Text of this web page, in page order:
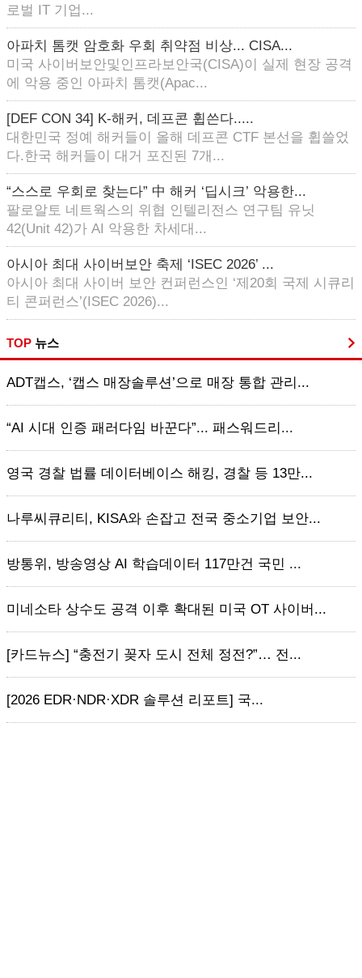
로벌 IT 기업...
아파치 톰캣 암호화 우회 취약점 비상... CISA...
미국 사이버보안및인프라보안국(CISA)이 실제 현장 공격
에 악용 중인 아파치 톰캣(Apac...
[DEF CON 34] K-해커, 데프콘 휩쓴다.....
대한민국 정예 해커들이 올해 데프콘 CTF 본선을 휩쓸었
다.한국 해커들이 대거 포진된 7개...
“스스로 우회로 찾는다” 中 해커 ‘딥시크’ 악용한...
팔로알토 네트웍스의 위협 인텔리전스 연구팀 유닛
42(Unit 42)가 AI 악용한 차세대...
아시아 최대 사이버보안 축제 ‘ISEC 2026’ ...
아시아 최대 사이버 보안 컨퍼런스인 ‘제20회 국제 시큐리
티 콘퍼런스’(ISEC 2026)...
TOP 뉴스
ADT캡스, ‘캡스 매장솔루션’으로 매장 통합 관리...
“AI 시대 인증 패러다임 바꾼다”... 패스워드리...
영국 경찰 법률 데이터베이스 해킹, 경찰 등 13만...
나루씨큐리티, KISA와 손잡고 전국 중소기업 보안...
방통위, 방송영상 AI 학습데이터 117만건 국민 ...
미네소타 상수도 공격 이후 확대된 미국 OT 사이버...
[카드뉴스] “충전기 꽂자 도시 전체 정전?”… 전...
[2026 EDR·NDR·XDR 솔루션 리포트] 국...